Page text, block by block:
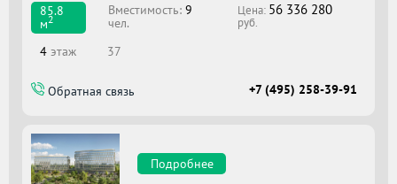
85.8
м2
Вместимоcть:9
чел.
Цена: 56 336 280
руб.
4 этаж 37
Обратная связь +7 (495) 258-39-91
Подробнее